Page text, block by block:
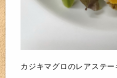
カジキマグロのレアステー